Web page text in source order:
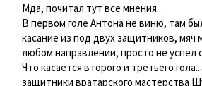
Мда, почитал тут все мнения...
В первом голе Антона не виню, там
касание из под двух защитников, мяч
любом направлении, просто не успел
Что касается второго и третьего
защитники вратарского мастерства